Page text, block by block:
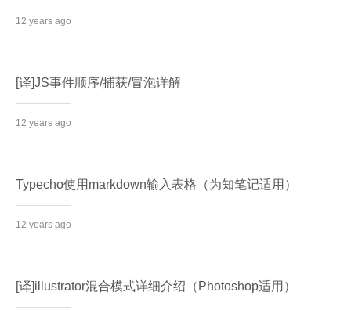
12 years ago
[译]JS事件顺序/捕获/冒泡详解
12 years ago
Typecho使用markdown输入表格（为知笔记适用）
12 years ago
[译]illustrator混合模式详细介绍（Photoshop适用）